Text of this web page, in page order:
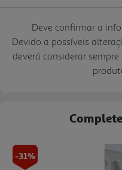
Deve confirmar a
Devido a possíveis
deverá considerar
-31%